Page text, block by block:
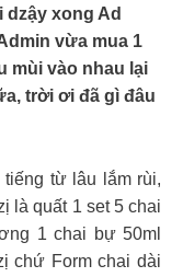
xong Ad
vừa mua 1
mùi vào nhau lại
trời ơi đã gì đâu
từ lâu lắm rùi,
là quất 1 set 5 chai
1 chai bự 50ml
chứ Form chai dài